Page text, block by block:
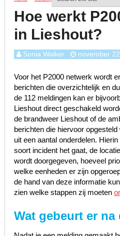
Hoe werkt
in Lieshout?
Sonia Walker november
Voor het P2000 netwerk wordt
berichten die overzichtelijk en
de 112 meldingen kan er
Lieshout direct geschakeld
de brandweer Lieshout of de
berichten die hiervoor
uit een aantal onderdelen.
soort incident het gaat, de
wordt doorgegeven, hoeveel
welke eenheden er zijn
de hand van deze informatie
zien welke stappen zij moeten
Wat gebeurt er na